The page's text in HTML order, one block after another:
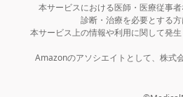
本サービスにおける医師・医療従事
診断・治療を必要とする
本サービス上の情報や利用に関して発
Amazonのアソシエイトとして、株式